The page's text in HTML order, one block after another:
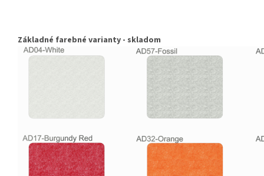
Základné farebné varianty - skladom